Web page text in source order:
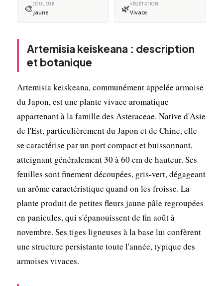
🎨COULEUR
Jaune 🌿VÉGÉTATION
Vivace
Artemisia keiskeana : description
et botanique
Artemisia keiskeana, communément appelée armoise
du Japon, est une plante vivace aromatique
appartenant à la famille des Asteraceae. Native d'Asie
de l'Est, particulièrement du Japon et de Chine, elle
se caractérise par un port compact et buissonnant,
atteignant généralement 30 à 60 cm de hauteur. Ses
feuilles sont finement découpées, gris-vert, dégageant
un arôme caractéristique quand on les froisse. La
plante produit de petites fleurs jaune pâle regroupées
en panicules, qui s'épanouissent de fin août à
novembre. Ses tiges ligneuses à la base lui confèrent
une structure persistante toute l'année, typique des
armoises vivaces.